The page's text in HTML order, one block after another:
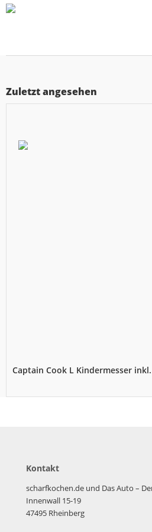
Zuletzt angesehen
Captain Cook L Kindermesser
Kontakt
scharfkochen.de und Das Auto –
Innenwall 15-19
47495 Rheinberg